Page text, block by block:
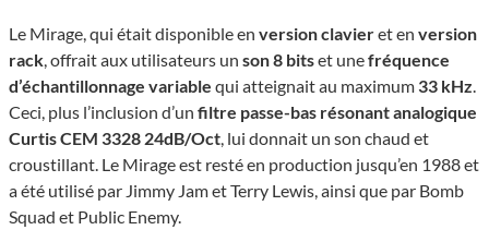
Le Mirage, qui était disponible en versionclavieret en version
rack, offrait aux utilisateurs un son 8 bitset unefréquence
d’échantillonnage variable qui atteignait au maximum 33 kHz.
Ceci, plus l’inclusion d’un filtre passe-bas résonant analogique
Curtis CEM 3328 24dB/Oct, lui donnait un son chaud et
croustillant. Le Mirage est resté en production jusqu’en 1988 et
a été utilisé par Jimmy Jam et Terry Lewis, ainsi que par Bomb
Squad et Public Enemy.